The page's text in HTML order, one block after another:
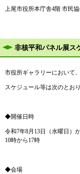
上尾市役所本庁舎4階 市民
非核平和パネル展ス
市役所ギャラリーにおいて
スケジュール等は次のとおり
◆開催日時
令和7年8月13日（水曜日
10時から17時
◆会場